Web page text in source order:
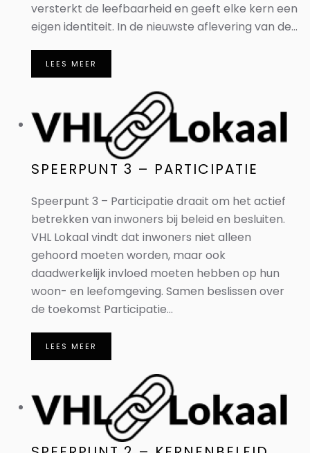
versterkt de leefbaarheid en geeft elke kern een
eigen identiteit. In de nieuwste aflevering van de...
LEES MEER
SPEERPUNT 3 – PARTICIPATIE
Speerpunt 3 – Participatie draait om het actief
betrekken van inwoners bij beleid en besluiten.
VHL Lokaal vindt dat inwoners niet alleen
gehoord moeten worden, maar ook
daadwerkelijk invloed moeten hebben op hun
woon- en leefomgeving. Samen beslissen over
de toekomst Participatie...
LEES MEER